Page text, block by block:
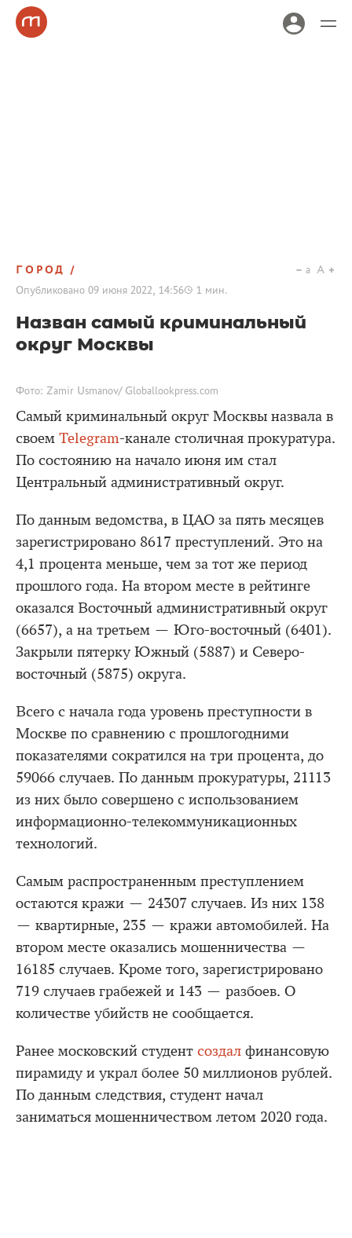
ГОРОД
Опубликовано 09 июня 2022, 14:56 1 мин.
a A
Назван самый криминальный
округ Москвы
Фото: Zamir Usmanov/ Globallookpress.com
Самый криминальный округ Москвы назвала в
своем Telegram-канале столичная прокуратура.
По состоянию на начало июня им стал
Центральный административный округ.
По данным ведомства, в ЦАО за пять месяцев
зарегистрировано 8617 преступлений. Это на
4,1 процента меньше, чем за тот же период
прошлого года. На втором месте в рейтинге
оказался Восточный административный округ
(6657), а на третьем — Юго-восточный (6401).
Закрыли пятерку Южный (5887) и Северо-
восточный (5875) округа.
Всего с начала года уровень преступности в
Москве по сравнению с прошлогодними
показателями сократился на три процента, до
59066 случаев. По данным прокуратуры, 21113
из них было совершено с использованием
информационно-телекоммуникационных
технологий.
Самым распространенным преступлением
остаются кражи — 24307 случаев. Из них 138
— квартирные, 235 — кражи автомобилей. На
втором месте оказались мошенничества —
16185 случаев. Кроме того, зарегистрировано
719 случаев грабежей и 143 — разбоев. О
количестве убийств не сообщается.
Ранее московский студент создал финансовую
пирамиду и украл более 50 миллионов рублей.
По данным следствия, студент начал
заниматься мошенничеством летом 2020 года.